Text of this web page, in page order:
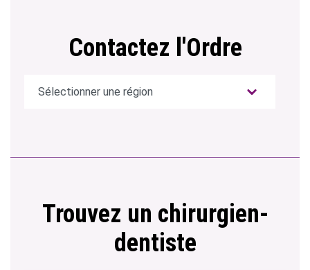
Contactez l'Ordre
Trouvez un chirurgien-
dentiste